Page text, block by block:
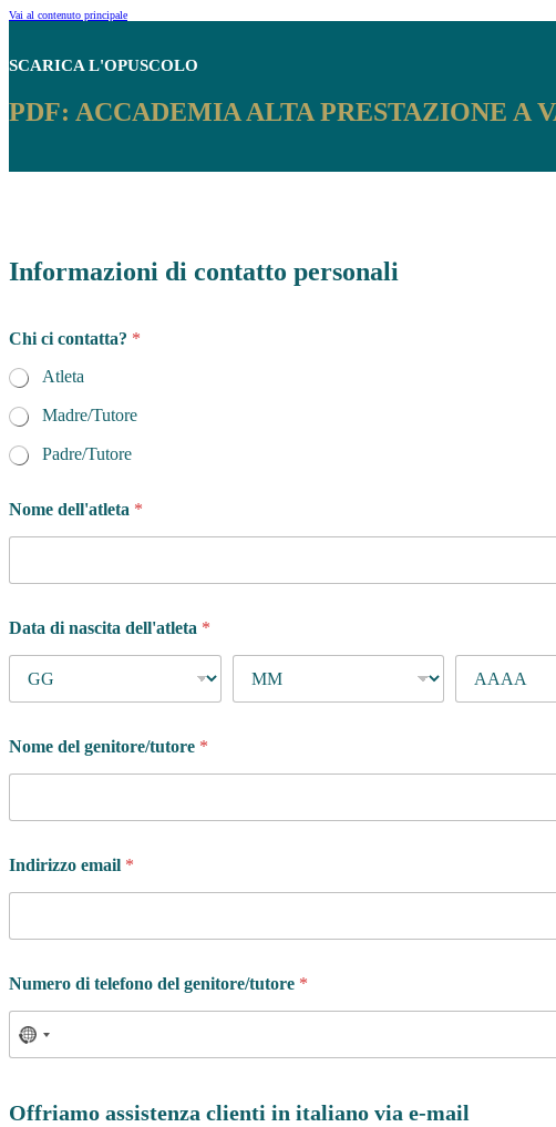
Vai al contenuto principale
SCARICAL'OPUSCOLO
PDF: ACCADEMIA ALTA PRESTAZIONE A
Informazioni di contatto personali
Chi ci contatta? *
Atleta
Madre/Tutore
Padre/Tutore
Nome dell'atleta *
Data di nascita dell'atleta *
Nome del genitore/tutore *
Indirizzo email *
Numero di telefono del genitore/tutore *
Offriamo assistenza clienti in italiano via e-mail